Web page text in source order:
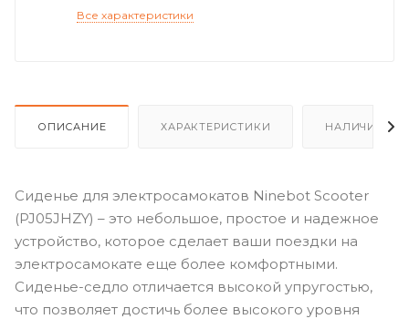
Все характеристики
ОПИСАНИЕ ХАРАКТЕРИСТИКИ НАЛИЧИЕ
Сиденье для электросамокатов Ninebot Scooter
(PJ05JHZY) – это небольшое, простое и надежное
устройство, которое сделает ваши поездки на
электросамокате еще более комфортными.
Сиденье-седло отличается высокой упругостью,
что позволяет достичь более высокого уровня